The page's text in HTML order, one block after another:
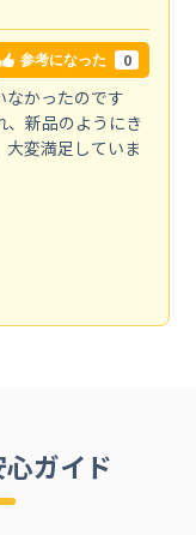
参考になった 0
なかったのです
新品のようにき
変満足していま
ガイド